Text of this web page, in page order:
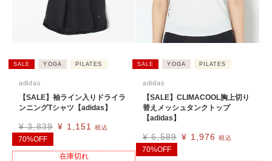
SALE YOGA PILATES
adidas
【SALE】袖ライン入りドライラ
ンニングTシャツ【adidas】
¥ 3,839 ¥ 1,151 税込
70%OFF
在庫切れ
SALE YOGA PILATES
adidas
【SALE】CLIMACOOL胸上切り
替えメッシュタンクトップ
【adidas】
¥ 6,589 ¥ 1,976 税込
70%OFF